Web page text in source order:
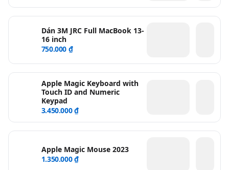
Dán 3M JRC Full MacBook 13-
16 inch
750.000 ₫
Apple Magic Keyboard with
Touch ID and Numeric
Keypad
3.450.000 ₫
Apple Magic Mouse 2023
1.350.000 ₫